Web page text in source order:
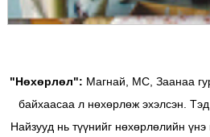
"Нөхөрлөл": Магнай, МС, Заанаа
байхаасаа л нөхөрлөж эхэлсэн. Тэд
Найзууд нь түүнийг нөхөрлөлийн